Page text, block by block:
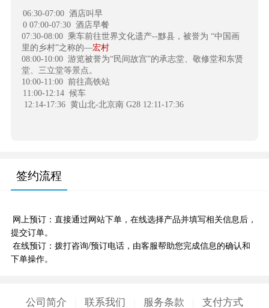
06:30-07:00 酒店叫早
0 07:00-07:30 酒店早餐
07:30-08:00 乘车前往世界文化遗产--黟县，被誉为 “中国画
里的乡村”之称的—宏村
08:00-10:00 游览被誉为“民间故宫”的承志堂、敬修堂和东贤
堂、三立堂等景点。
10:00-11:00 前往高铁站
11:00-12:14 候车
12:14-17:36 黄山北-北京南 G28 12:11-17:36
签约流程
网上预订：直接通过网站下单，在线选择产品并填写相关信息后，
提交订单。
在线预订：拨打咨询/预订电话，由客服帮助您完成信息的确认和
下单操作。
公司简介 联系我们 服务条款 支付方式